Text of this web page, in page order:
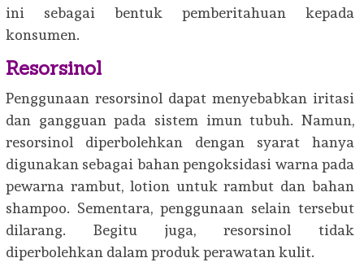
ini sebagai bentuk pemberitahuan kepada
konsumen.
Resorsinol
Penggunaan resorsinol dapat menyebabkan iritasi
dan gangguan pada sistem imun tubuh. Namun,
resorsinol diperbolehkan dengan syarat hanya
digunakan sebagai bahan pengoksidasi warna pada
pewarna rambut, lotion untuk rambut dan bahan
shampoo. Sementara, penggunaan selain tersebut
dilarang. Begitu juga, resorsinol tidak
diperbolehkan dalam produk perawatan kulit.